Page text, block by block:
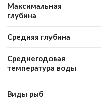
Максимальная
глубина
Средняя глубина
Среднегодовая
температура воды
Виды рыб